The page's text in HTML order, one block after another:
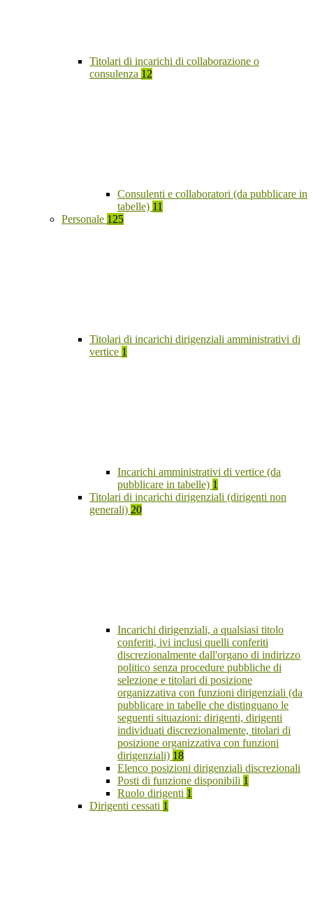
Titolari di incarichi di collaborazione o
consulenza 12
Consulenti e collaboratori (da pubblicare in
tabelle) 11
Personale 125
Titolari di incarichi dirigenziali amministrativi di
vertice 1
Incarichi amministrativi di vertice (da
pubblicare in tabelle) 1
Titolari di incarichi dirigenziali (dirigenti non
generali) 20
Incarichi dirigenziali, a qualsiasi titolo
conferiti, ivi inclusi quelli conferiti
discrezionalmente dall'organo di indirizzo
politico senza procedure pubbliche di
selezione e titolari di posizione
organizzativa con funzioni dirigenziali (da
pubblicare in tabelle che distinguano le
seguenti situazioni: dirigenti, dirigenti
individuati discrezionalmente, titolari di
posizione organizzativa con funzioni
dirigenziali) 18
Elenco posizioni dirigenziali discrezionali
Posti di funzione disponibili 1
Ruolo dirigenti 1
Dirigenti cessati 1